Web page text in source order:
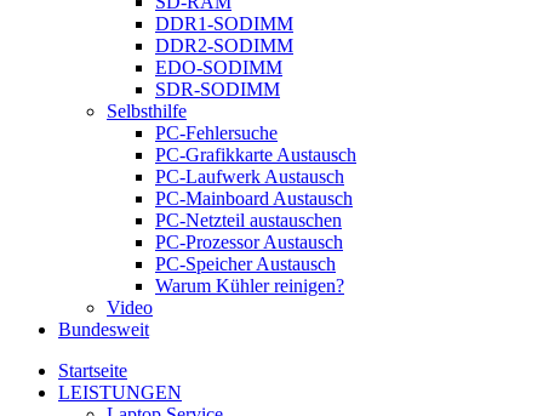
DDR1-SODIMM
DDR2-SODIMM
EDO-SODIMM
SDR-SODIMM
Selbsthilfe
PC-Fehlersuche
PC-Grafikkarte Austausch
PC-Laufwerk Austausch
PC-Mainboard Austausch
PC-Netzteil austauschen
PC-Prozessor Austausch
PC-Speicher Austausch
Warum Kühler reinigen?
Video
Bundesweit
Startseite
LEISTUNGEN